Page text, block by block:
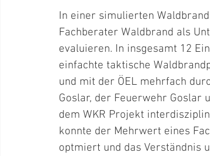
In einer simulierten
Fachberater Waldbrand als
evaluieren. In insgesamt 12
einfachte taktische
und mit der ÖEL mehrfach
Goslar, der Feuerwehr Goslar
dem WKR Projekt
konnte der Mehrwert eines
optmiert und das Verständnis